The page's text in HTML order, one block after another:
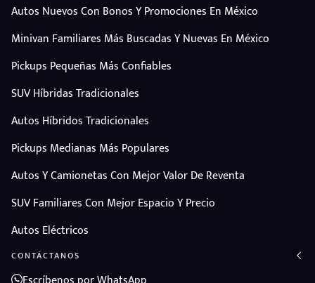
Autos Nuevos Con Bonos Y Promociones En México
Minivan Familiares Más Buscadas Y Nuevas En México
Pickups Pequeñas Más Confiables
SUV Híbridas Tradicionales
Autos Híbridos Tradicionales
Pickups Medianas Más Populares
Autos Y Camionetas Con Mejor Valor De Reventa
SUV Familiares Con Mejor Espacio Y Precio
Autos Eléctricos
CONTÁCTANOS